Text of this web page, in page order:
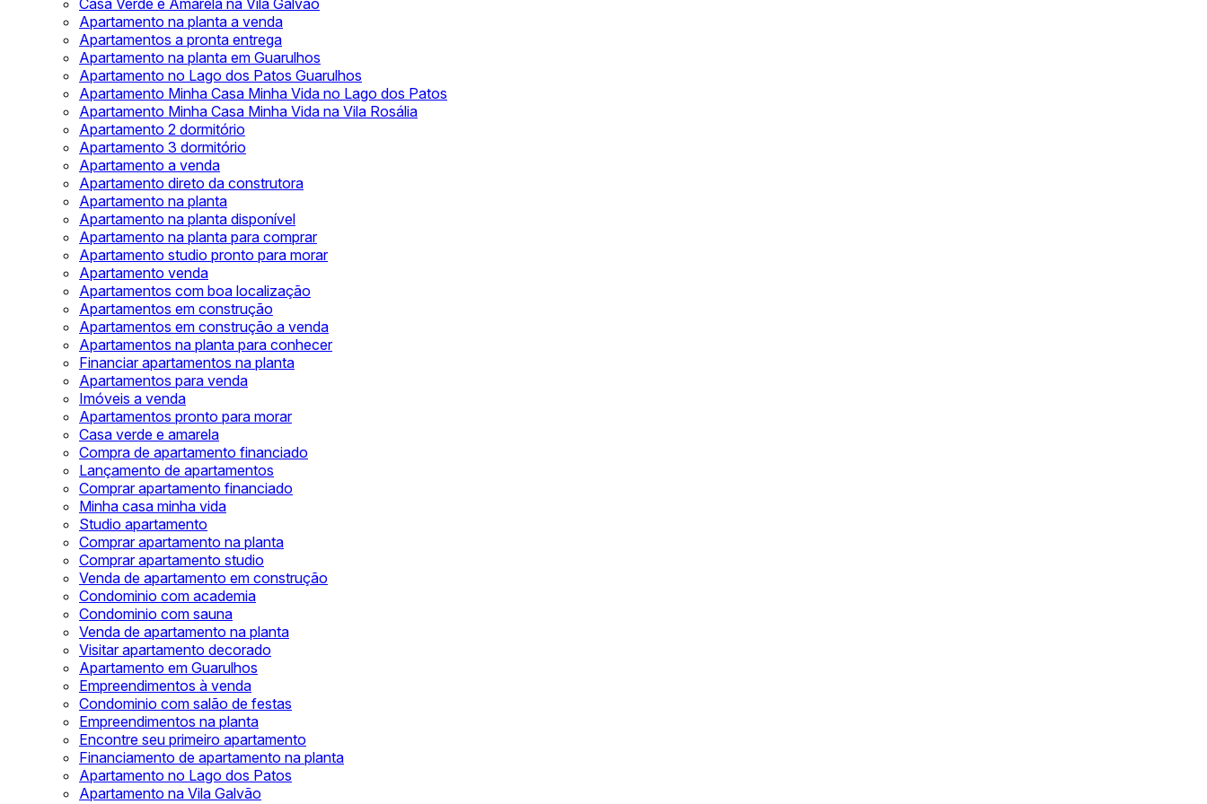
Casa Verde e Amarela na Vila Galvão
Apartamento na planta a venda
Apartamentos a pronta entrega
Apartamento na planta em Guarulhos
Apartamento no Lago dos Patos Guarulhos
Apartamento Minha Casa Minha Vida no Lago dos Patos
Apartamento Minha Casa Minha Vida na Vila Rosália
Apartamento 2 dormitório
Apartamento 3 dormitório
Apartamento a venda
Apartamento direto da construtora
Apartamento na planta
Apartamento na planta disponível
Apartamento na planta para comprar
Apartamento studio pronto para morar
Apartamento venda
Apartamentos com boa localização
Apartamentos em construção
Apartamentos em construção a venda
Apartamentos na planta para conhecer
Financiar apartamentos na planta
Apartamentos para venda
Imóveis a venda
Apartamentos pronto para morar
Casa verde e amarela
Compra de apartamento financiado
Lançamento de apartamentos
Comprar apartamento financiado
Minha casa minha vida
Studio apartamento
Comprar apartamento na planta
Comprar apartamento studio
Venda de apartamento em construção
Condominio com academia
Condominio com sauna
Venda de apartamento na planta
Visitar apartamento decorado
Apartamento em Guarulhos
Empreendimentos à venda
Condominio com salão de festas
Empreendimentos na planta
Encontre seu primeiro apartamento
Financiamento de apartamento na planta
Apartamento no Lago dos Patos
Apartamento na Vila Galvão